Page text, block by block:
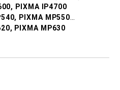
PIXMA IP4700
PIXMA MP550
PIXMA MP630
PIXMA MP990